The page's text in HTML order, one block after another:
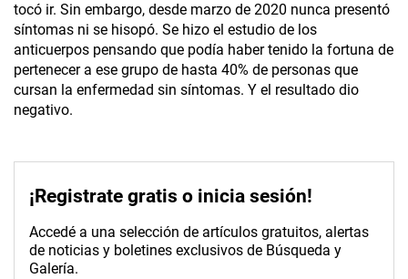
tocó ir. Sin embargo, desde marzo de 2020 nunca presentó
síntomas ni se hisopó. Se hizo el estudio de los
anticuerpos pensando que podía haber tenido la fortuna de
pertenecer a ese grupo de hasta 40% de personas que
cursan la enfermedad sin síntomas. Y el resultado dio
negativo.
¡Registrate gratis o inicia sesión!
Accedé a una selección de artículos gratuitos, alertas
de noticias y boletines exclusivos de Búsqueda y
Galería.